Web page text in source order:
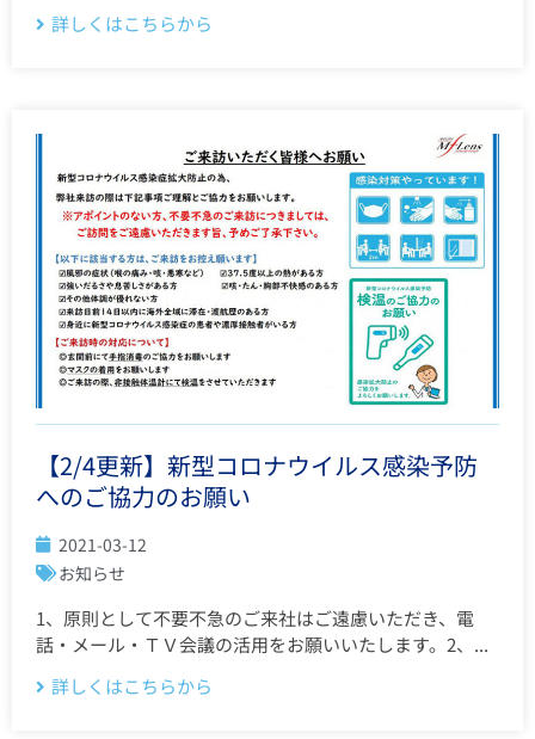
詳しくはこちらから
【2/4更新】新型コロナウイルス感染予防
へのご協力のお願い
2021-03-12
お知らせ
1、原則として不要不急のご来社はご遠慮いただき、電
話・メール・ＴＶ会議の活用をお願いいたします。2、...
詳しくはこちらから